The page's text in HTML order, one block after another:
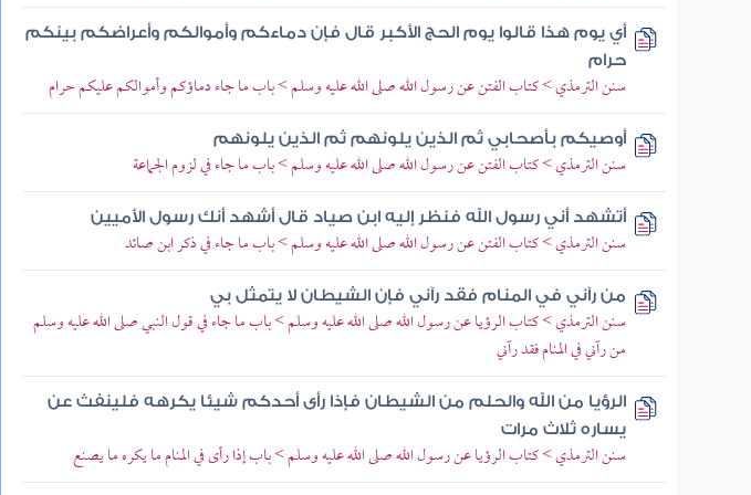
أي يوم هذا قالوا يوم الحج الأكبر قال فإن دماءكم وأموالكم وأعراضكم بينكم
حرام
سنن الترمذي > كتاب الفتن عن رسول الله صلى الله عليه وسلم > باب ما جاء دماؤكم وأموالكم عليكم حرام
أوصيكم بأصحابي ثم الذين يلونهم ثم الذين يلونهم
سنن الترمذي > كتاب الفتن عن رسول الله صلى الله عليه وسلم > باب ما جاء في لزوم الجماعة
أتشهد أني رسول الله فنظر إليه ابن صياد قال أشهد أنك رسول الأميين
سنن الترمذي > كتاب الفتن عن رسول الله صلى الله عليه وسلم > باب ما جاء في ذكر ابن صائد
من رآني في المنام فقد رآني فإن الشيطان لا يتمثل بي
سنن الترمذي > كتاب الرؤيا عن رسول الله صلى الله عليه وسلم > باب ما جاء في قول النبي صلى الله عليه وسلم
من رآني في المنام فقد رآني
الرؤيا من الله والحلم من الشيطان فإذا رأى أحدكم شيئا يكرهه فلينفث عن
يساره ثلاث مرات
سنن الترمذي > كتاب الرؤيا عن رسول الله صلى الله عليه وسلم > باب إذا رأى في المنام ما يكره ما يصنع